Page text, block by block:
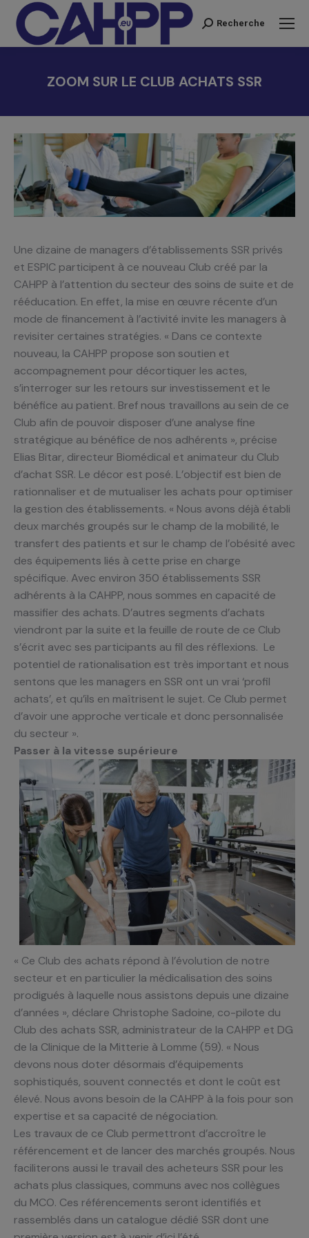
Recherche
Recherche
ZOOM SUR LE CLUB ACHATS SSR
Une dizaine de managers d’établissements SSR privés
et ESPIC participent à ce nouveau Club créé par la
CAHPP à l’attention du secteur des soins de suite et de
rééducation. En effet, la mise en œuvre récente d’un
mode de financement à l’activité invite les managers à
revisiter certaines stratégies. « Dans ce contexte
nouveau, la CAHPP propose son soutien et
accompagnement pour décortiquer les actes,
s’interroger sur les retours sur investissement et le
bénéfice au patient. Bref nous travaillons au sein de ce
Club afin de pouvoir disposer d’une analyse fine
stratégique au bénéfice de nos adhérents », précise
Elias Bitar, directeur Biomédical et animateur du Club
d’achat SSR. Le décor est posé. L’objectif est bien de
rationnaliser et de mutualiser les achats pour optimiser
la gestion des établissements. « Nous avons déjà établi
deux marchés groupés sur le champ de la mobilité, le
transfert des patients et sur le champ de l’obésité avec
des équipements liés à cette prise en charge
spécifique. Avec environ 350 établissements SSR
adhérents à la CAHPP, nous sommes en capacité de
massifier des achats. D’autres segments d’achats
viendront par la suite et la feuille de route de ce Club
s’écrit avec ses participants au fil des réflexions. Le
potentiel de rationalisation est très important et nous
sentons que les managers en SSR ont un vrai ‘profil
achats’, et qu’ils en maîtrisent le sujet. Ce Club permet
d’avoir une approche verticale et donc personnalisée
du secteur ».
Passer à la vitesse supérieure
« Ce Club des achats répond à l’évolution de notre
secteur et en particulier la médicalisation des soins
prodigués à laquelle nous assistons depuis une dizaine
d’années », déclare Christophe Sadoine, co-pilote du
Club des achats SSR, administrateur de la CAHPP et DG
de la Clinique de la Mitterie à Lomme (59). « Nous
devons nous doter désormais d’équipements
sophistiqués, souvent connectés et dont le coût est
élevé. Nous avons besoin de la CAHPP à la fois pour son
expertise et sa capacité de négociation.
Les travaux de ce Club permettront d’accroître le
référencement et de lancer des marchés groupés. Nous
faciliterons aussi le travail des acheteurs SSR pour les
achats plus classiques, communs avec nos collègues
du MCO. Ces référencements seront identifiés et
rassemblés dans un catalogue dédié SSR dont une